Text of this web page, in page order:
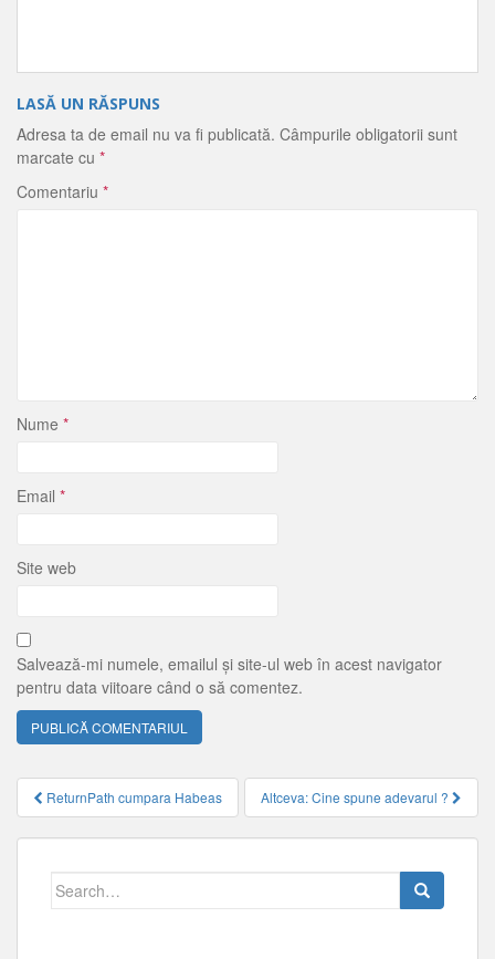
LASĂ UN RĂSPUNS
Adresa ta de email nu va fi publicată. Câmpurile obligatorii sunt
marcate cu *
Comentariu *
Nume *
Email *
Site web
Salvează-mi numele, emailul și site-ul web în acest navigator
pentru data viitoare când o să comentez.
Navigare
articole
ReturnPath cumpara Habeas Altceva: Cine spune adevarul ?
Search